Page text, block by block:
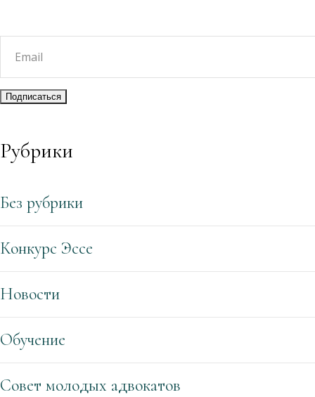
Рубрики
Без рубрики
Конкурс Эссе
Новости
Обучение
Совет молодых адвокатов